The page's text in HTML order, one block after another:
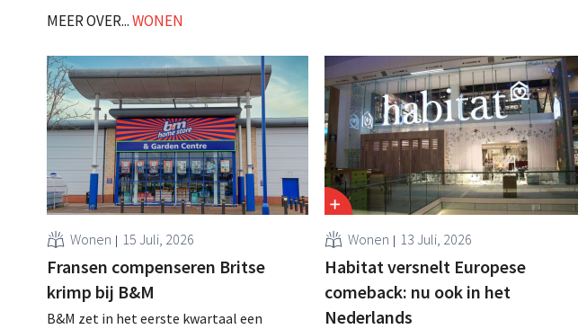
MEER OVER...WONEN
Wonen 15 Juli, 2026
Fransen compenseren Britse
krimp bij B&M
B&M zet in het eerste kwartaal een
Wonen 13 Juli, 2026
Habitat versnelt Europese
comeback: nu ook in het
Nederlands